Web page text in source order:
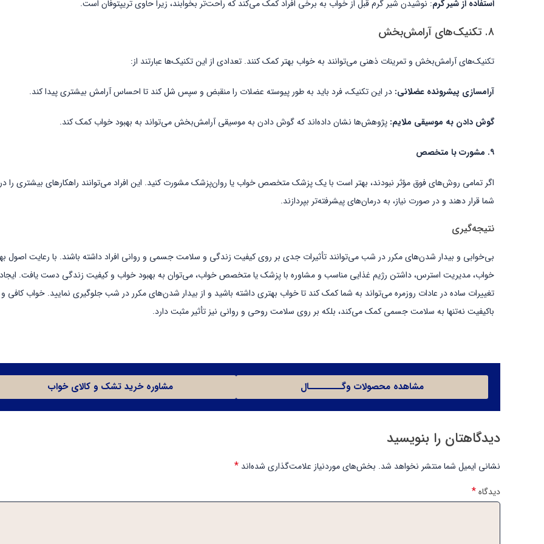
استفاده از شیر گرم: نوشیدن شیر گرم قبل از خواب به برخی افراد کمک می‌کند که راحت‌تر بخوابند، زیرا حاوی تریپتوفان است.
۸. تکنیک‌های آرامش‌بخش
تکنیک‌های آرامش‌بخش و تمرینات ذهنی می‌توانند به خواب بهتر کمک کنند. تعدادی از این تکنیک‌ها عبارتند از:
آرامسازی پیشرونده عضلانی: در این تکنیک، فرد باید به طور پیوسته عضلات را منقبض و سپس شل کند تا احساس آرامش بیشتری پیدا کند.
گوش دادن به موسیقی ملایم: پژوهش‌ها نشان داده‌اند که گوش دادن به موسیقی آرامش‌بخش می‌تواند به بهبود خواب کمک کند.
۹. مشورت با متخصص
اگر تمامی روش‌های فوق مؤثر نبودند، بهتر است با یک پزشک متخصص خواب یا روان‌پزشک مشورت کنید. این افراد می‌توانند راهکارهای بیشتری را در
شما قرار دهند و در صورت نیاز، به درمان‌های پیشرفته‌تر بپردازند.
نتیجه‌گیری
بی‌خوابی و بیدار شدن‌های مکرر در شب می‌توانند تأثیرات جدی بر روی کیفیت زندگی و سلامت جسمی و روانی افراد داشته باشند. ​با رعایت اصول
خواب، مدیریت استرس، داشتن رژیم غذایی مناسب و مشاوره با پزشک یا متخصص خواب، می‌توان به بهبود خواب و کیفیت زندگی دست یافت.​ ایجاد
تغییرات ساده در عادات روزمره می‌تواند به شما کمک کند تا خواب بهتری داشته باشید و از بیدار شدن‌های مکرر در شب جلوگیری نمایید. خواب کافی و
باکیفیت نه‌تنها به سلامت جسمی کمک می‌کند، بلکه بر روی سلامت روحی و روانی نیز تأثیر مثبت دارد.
مشاهده محصولات وگـــــــــال مشاوره خرید تشک و کالای خواب
دیدگاهتان را بنویسید
نشانی ایمیل شما منتشر نخواهد شد. بخش‌های موردنیاز علامت‌گذاری شده‌اند *
دیدگاه*